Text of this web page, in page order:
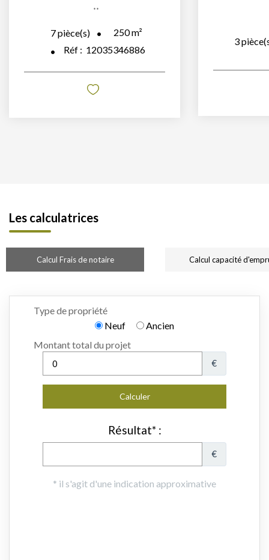
**
7pièce(s) 250m²
Réf : 12035346886
3
Les calculatrices
Calcul Frais de notaire Calcul capacité